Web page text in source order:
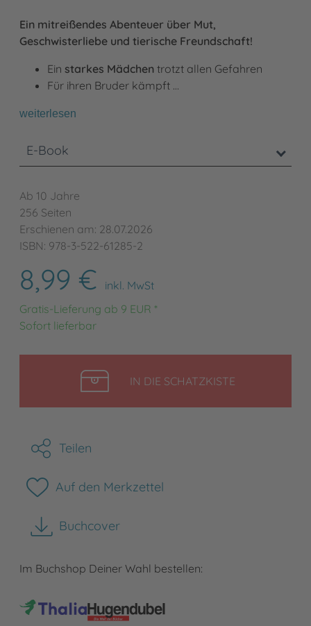
Ein mitreißendes Abenteuer über Mut,
Geschwisterliebe und tierische Freundschaft!
Ein starkes Mädchen trotzt allen Gefahren
Für ihren Bruder kämpft …
weiterlesen
E-Book
Ab 10 Jahre
256 Seiten
Erschienen am: 28.07.2026
ISBN: 978-3-522-61285-2
8,99 €
inkl. MwSt
Gratis-Lieferung ab 9 EUR *
Sofort lieferbar
IN DIE SCHATZKISTELEGEN
Teilen
Auf den Merkzettel
Buchcover
herunterladen
Im Buchshop Deiner Wahl bestellen: